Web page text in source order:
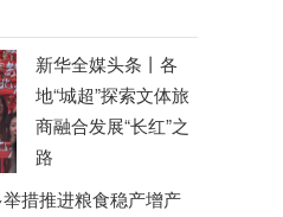
新华全媒头条丨 各
地“城超”探索文体旅
商融合发展“长红”之
路
措推进粮食稳产增产